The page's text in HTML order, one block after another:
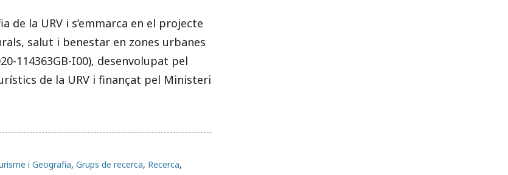
de la URV i s’emmarca en el projecte
salut i benestar en zones urbanes
114363GB-I00), desenvolupat pel
de la URV i finançat pel Ministeri
i Geografia, Grups de recerca, Recerca,